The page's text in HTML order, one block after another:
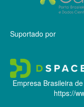
Suportado por
Empresa Brasileira
https://